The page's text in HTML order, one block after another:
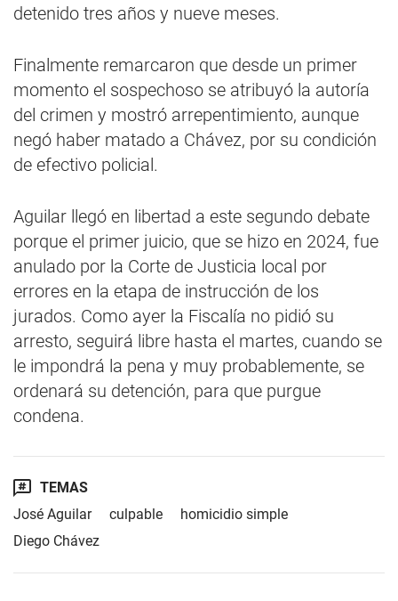
detenido tres años y nueve meses.
Finalmente remarcaron que desde un primer
momento el sospechoso se atribuyó la autoría
del crimen y mostró arrepentimiento, aunque
negó haber matado a Chávez, por su condición
de efectivo policial.
Aguilar llegó en libertad a este segundo debate
porque el primer juicio, que se hizo en 2024, fue
anulado por la Corte de Justicia local por
errores en la etapa de instrucción de los
jurados. Como ayer la Fiscalía no pidió su
arresto, seguirá libre hasta el martes, cuando se
le impondrá la pena y muy probablemente, se
ordenará su detención, para que purgue
condena.
TEMAS
José Aguilar
culpable
homicidio simple
Diego Chávez